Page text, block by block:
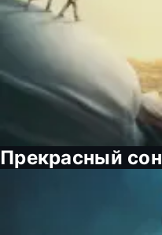
Прекрасный сон